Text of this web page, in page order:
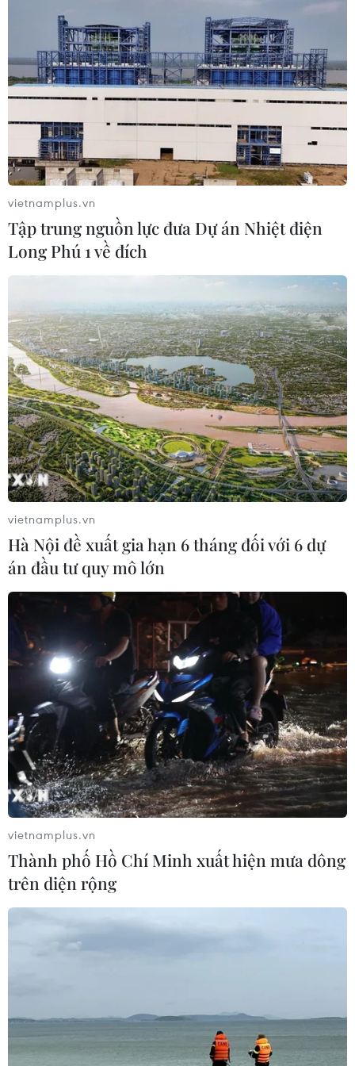
vietnamplus.vn
Tập trung nguồn lực đưa Dự án Nhiệt điện
Long Phú 1 về đích
vietnamplus.vn
Hà Nội đề xuất gia hạn 6 tháng đối với 6 dự
án đầu tư quy mô lớn
vietnamplus.vn
Thành phố Hồ Chí Minh xuất hiện mưa dông
trên diện rộng